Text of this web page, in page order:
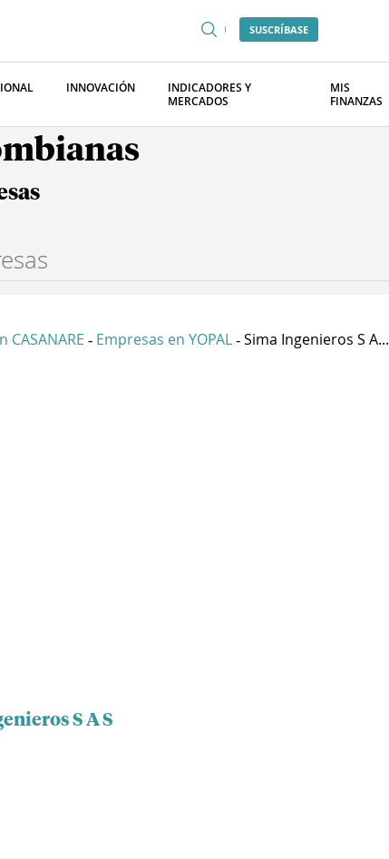
SUSCRÍBASE
INNOVACIÓN
INDICADORES Y
MERCADOS
MIS
FINANZAS
CASANARE - Empresas en YOPAL - Sima Ingenieros S A...
S A S